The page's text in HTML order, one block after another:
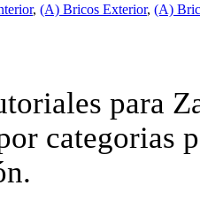
, (A) Bricos Exterior, (A)
para
categorias